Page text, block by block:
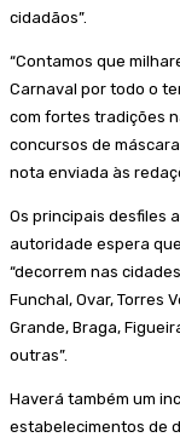
cidadãos”.
“Contamos que
Carnaval por todo o
com fortes tradições
concursos de
nota enviada às
Os principais desfiles
autoridade espera
“decorrem nas
Funchal, Ovar, Torres
Grande, Braga,
outras”.
Haverá também um
estabelecimentos de